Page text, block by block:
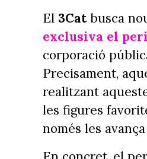
El 3Catbusca
exclusiva el
corporació
Precisament,
realitzant
les figures
només les